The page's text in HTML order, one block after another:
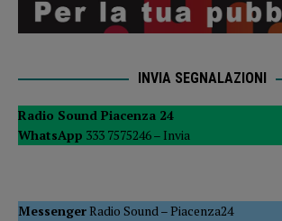
INVIA SEGNALAZIONI
Radio Sound Piacenza 24
WhatsApp 333 7575246 – Invia
MessengerRadio Sound–Piacenza24